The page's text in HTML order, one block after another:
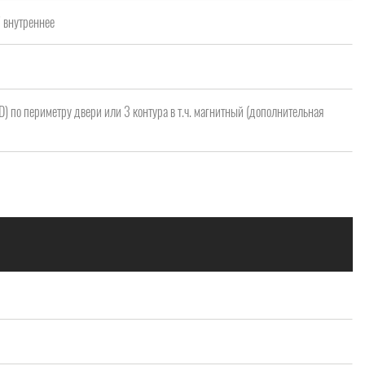
по периметру двери или 3 контура в т.ч. магнитный (дополнительная